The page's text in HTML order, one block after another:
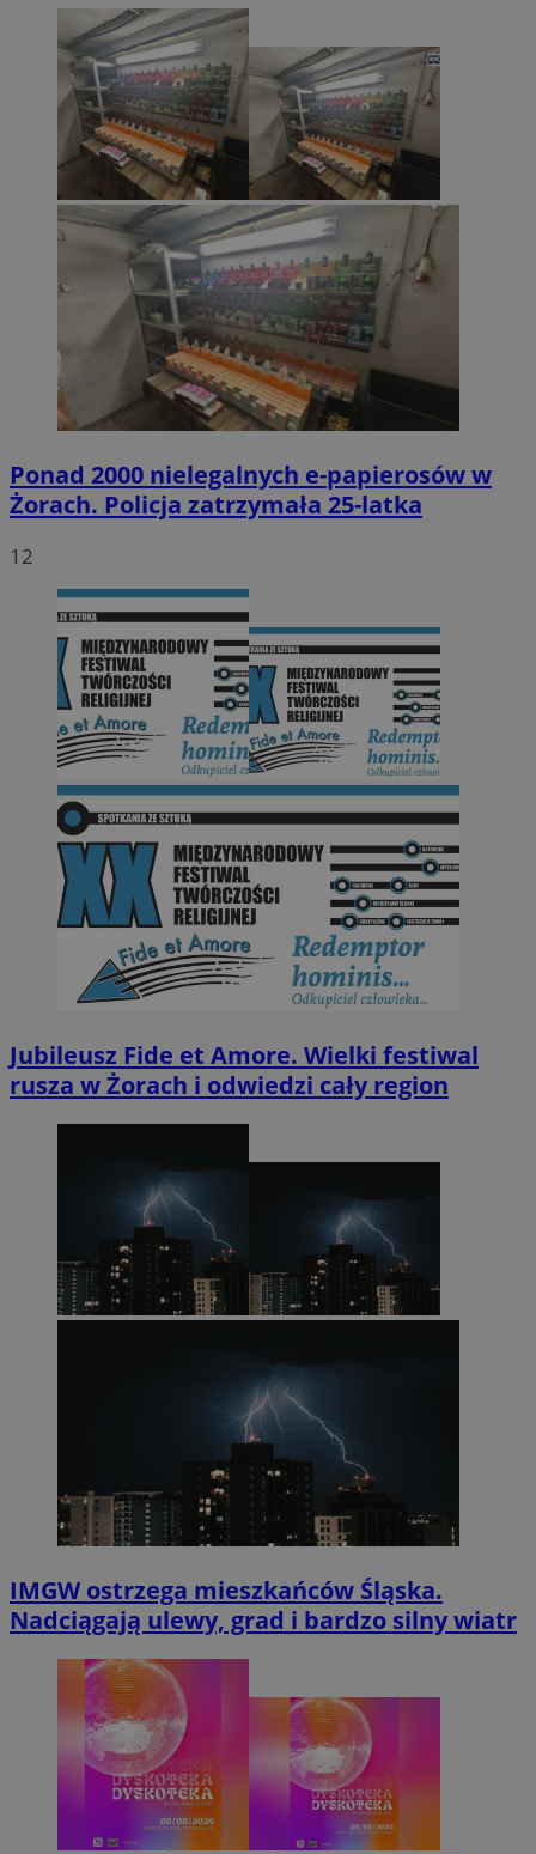
Ponad 2000 nielegalnych e-papierosów w
Żorach. Policja zatrzymała 25-latka
12
Jubileusz Fide et Amore. Wielki festiwal
rusza w Żorach i odwiedzi cały region
IMGW ostrzega mieszkańców Śląska.
Nadciągają ulewy, grad i bardzo silny wiatr